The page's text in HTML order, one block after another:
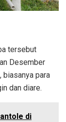
tersebut
Desember
biasanya para
dan diare.
di